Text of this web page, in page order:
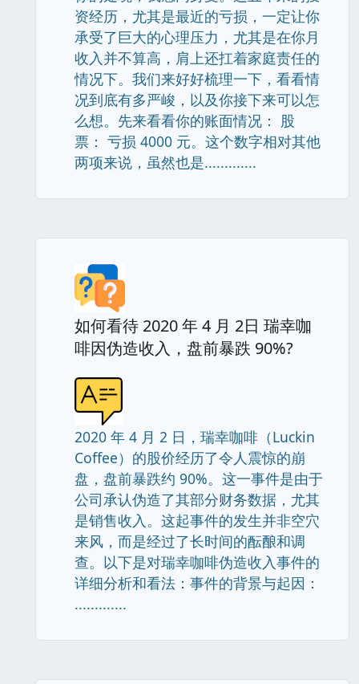
资经历，尤其是最近的亏损，一定让你
承受了巨大的心理压力，尤其是在你月
收入并不算高，肩上还扛着家庭责任的
情况下。我们来好好梳理一下，看看情
况到底有多严峻，以及你接下来可以怎
么想。先来看看你的账面情况： 股
票： 亏损 4000 元。这个数字相对其他
两项来说，虽然也是.............
如何看待 2020 年 4 月 2日 瑞幸咖
啡因伪造收入，盘前暴跌 90%?
2020 年 4 月 2 日，瑞幸咖啡（Luckin
Coffee）的股价经历了令人震惊的崩
盘，盘前暴跌约 90%。这一事件是由于
公司承认伪造了其部分财务数据，尤其
是销售收入。这起事件的发生并非空穴
来风，而是经过了长时间的酝酿和调
查。以下是对瑞幸咖啡伪造收入事件的
详细分析和看法：事件的背景与起因：
.............